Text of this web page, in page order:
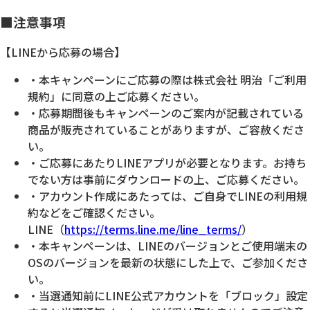
■注意事項
【LINEから応募の場合】
・本キャンペーンにご応募の際は株式会社 明治「ご利用
規約」に同意の上ご応募ください。
・応募期間後もキャンペーンのご案内が記載されている
商品が販売されていることがありますが、ご容赦くださ
い。
・ご応募にあたりLINEアプリが必要となります。お持ち
でない方は事前にダウンロードの上、ご応募ください。
・アカウント作成にあたっては、ご自身でLINEの利用規
約などをご確認ください。
LINE（https://terms.line.me/line_terms/）
・本キャンペーンは、LINEのバージョンとご使用端末の
OSのバージョンを最新の状態にした上で、ご参加くださ
い。
・当選通知前にLINE公式アカウントを「ブロック」設定